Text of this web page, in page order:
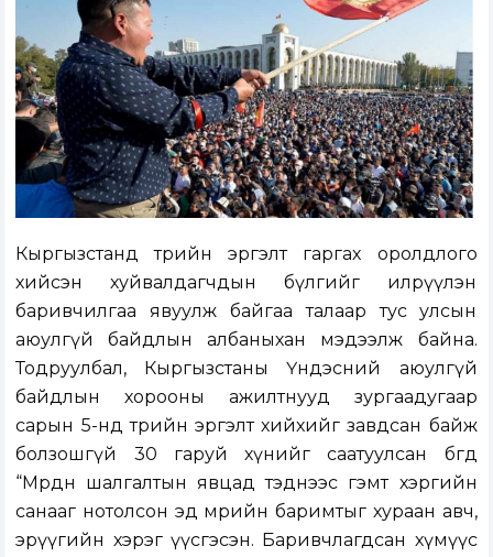
Кыргызстанд төрийн эргэлт гаргах оролдлого
хийсэн хуйвалдагчдын бүлгийг илрүүлэн
баривчилгаа явуулж байгаа талаар тус улсын
аюулгүй байдлын албаныхан мэдээлж байна.
Тодруулбал, Кыргызстаны Үндэсний аюулгүй
байдлын хорооны ажилтнууд зургаадугаар
сарын 5-нд төрийн эргэлт хийхийг завдсан байж
болзошгүй 30 гаруй хүнийг саатуулсан бөгөөд
“Мөрдөн шалгалтын явцад тэднээс гэмт хэргийн
санааг нотолсон эд мөрийн баримтыг хураан авч,
эрүүгийн хэрэг үүсгэсэн. Баривчлагдсан хүмүүс